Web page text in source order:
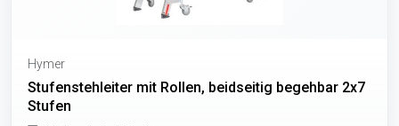
Hymer
Stufenstehleiter mit Rollen, beidseitig begehbar 2x7
Stufen